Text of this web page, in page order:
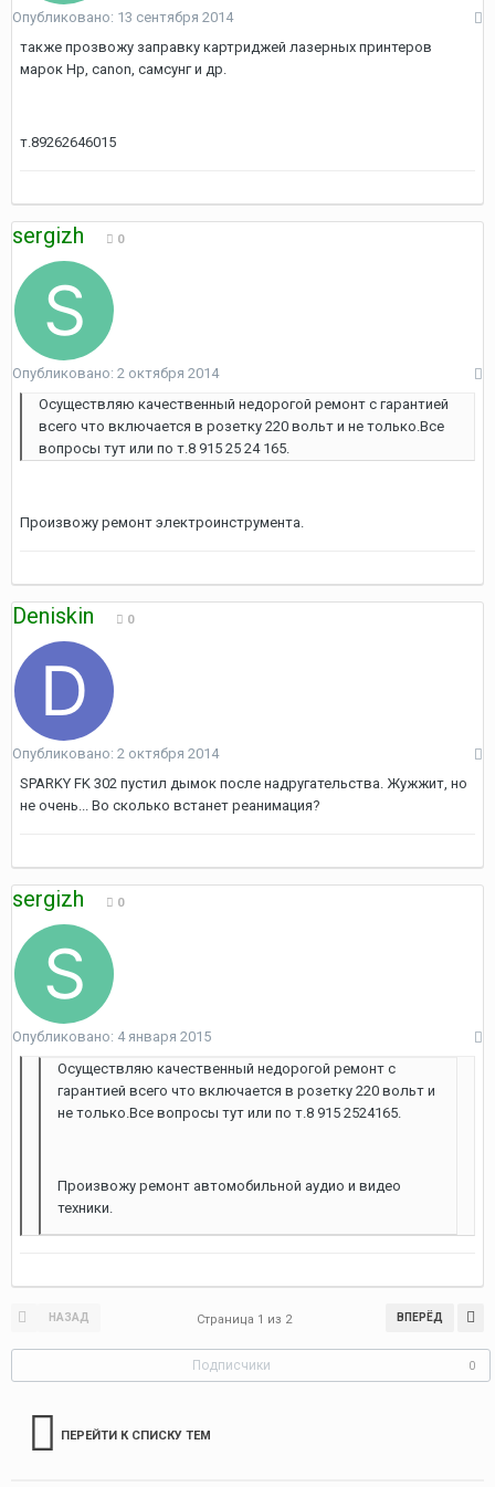
Опубликовано: 13 сентября 2014
также прозвожу заправку картриджей лазерных принтеров
марок Hp, canon, самсунг и др.
т.89262646015
sergizh 0
Опубликовано: 2 октября 2014
Осуществляю качественный недорогой ремонт с гарантией
всего что включается в розетку 220 вольт и не только.Все
вопросы тут или по т.8 915 25 24 165.
Произвожу ремонт электроинструмента.
Deniskin 0
Опубликовано: 2 октября 2014
SPARKY FK 302 пустил дымок после надругательства. Жужжит, но
не очень... Во сколько встанет реанимация?
sergizh 0
Опубликовано: 4 января 2015
Осуществляю качественный недорогой ремонт с
гарантией всего что включается в розетку 220 вольт и
не только.Все вопросы тут или по т.8 915 2524165.
Произвожу ремонт автомобильной аудио и видео
техники.
НАЗАД ВПЕРЁД
Страница 1 из 2
Подписчики 0
ПЕРЕЙТИ К СПИСКУ ТЕМ